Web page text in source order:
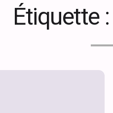
Étiquette :